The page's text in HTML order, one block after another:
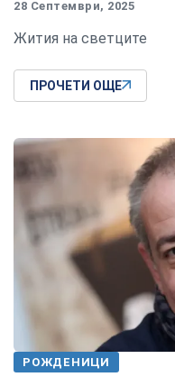
28 Септември, 2025
Жития на светците
ПРОЧЕТИ ОЩЕ
РОЖДЕНИЦИ